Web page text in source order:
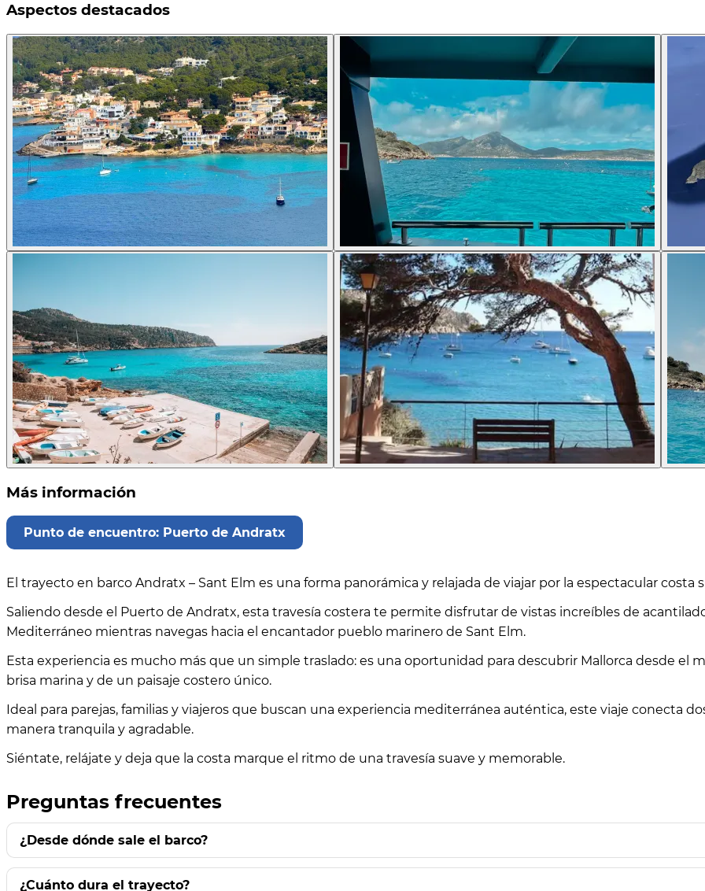
Aspectos destacados
Más información
Punto de encuentro: Puerto de Andratx
El trayecto en barco Andratx – Sant Elm es una forma panorámica y relajada de viajar por la espectacular costa
Saliendo desde el Puerto de Andratx, esta travesía costera te permite disfrutar de vistas increíbles de
Mediterráneo mientras navegas hacia el encantador pueblo marinero de Sant Elm.
Esta experiencia es mucho más que un simple traslado: es una oportunidad para descubrir Mallorca desde el
brisa marina y de un paisaje costero único.
Ideal para parejas, familias y viajeros que buscan una experiencia mediterránea auténtica, este viaje conecta
manera tranquila y agradable.
Siéntate, relájate y deja que la costa marque el ritmo de una travesía suave y memorable.
Preguntas frecuentes
¿Desde dónde sale el barco?
¿Cuánto dura el trayecto?